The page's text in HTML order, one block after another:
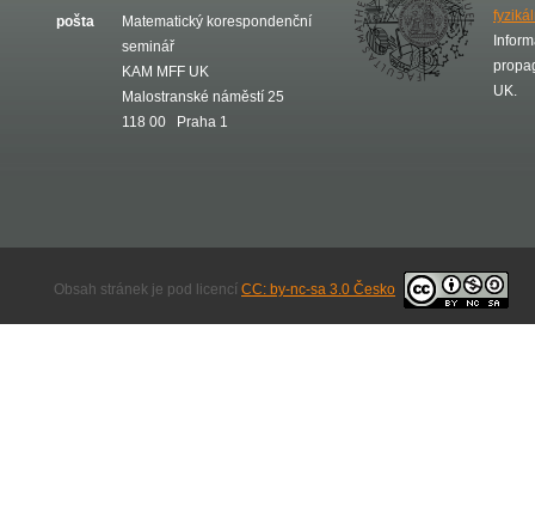
pošta
Matematický korespondenční
seminář
KAM MFF UK
Malostranské náměstí 25
118 00 Praha 1
UK.
Obsah stránek je pod licencí CC: by-nc-sa 3.0 Česko